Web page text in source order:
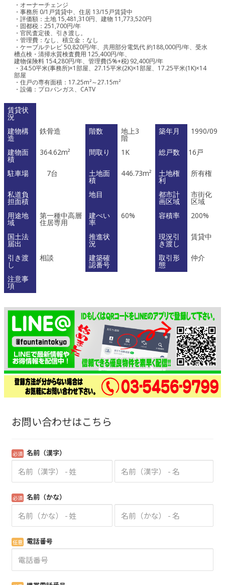
・オーナーチェンジ
・事務所 0/1戸賃貸中、住居 13/15戸賃貸中
・評価額：土地 15,481,310円、建物 11,773,520円
・固都税：251,700円/年
・官民査定後、引き渡し。
・管理費：なし、積立金：なし
・ケーブルテレビ 50,820円/年、共用部分電気代 約188,000円/年、受水
槽点検・清掃水質検査費用 125,400円/年、
建物保険料 154,280円/年、管理費(5%+税) 92,400円/年
・34.50平米(事務所)×1部屋、27.15平米(2K)×1部屋、17.25平米(1K)×14
部屋
・住戸の専有面積：17.25m²～27.15m²
・設備：プロパンガス、CATV
賃貸状
況
建物構
造
鉄骨造 階数 地上3
階
築年月 1990/09
建物面
積
364.62m² 間取り 1K 総戸数 16戸
駐車場 7台 土地面
積
446.73m² 土地権
利
所有権
私道負
担面積
地目 都市計
画区域
市街化
区域
用途地
域
第一種中高層
住居専用
建ぺい
率
60% 容積率 200%
国土法
届出
推進状
況
現況引
き渡し
賃貸中
引き渡
し
相談 建築確
認番号
取引形
態
仲介
注意事
項